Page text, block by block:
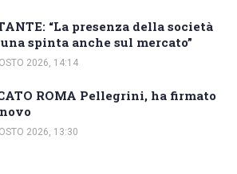
“La presenza della società
spinta anche sul mercato”
2026, 14:14
ROMA Pellegrini, ha firmato
2026, 13:30